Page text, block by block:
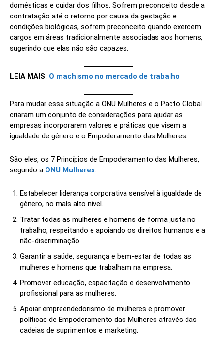
domésticas e cuidar dos filhos. Sofrem preconceito desde a
contratação até o retorno por causa da gestação e
condições biológicas, sofrem preconceito quando exercem
cargos em áreas tradicionalmente associadas aos homens,
sugerindo que elas não são capazes.
LEIA MAIS: O machismo no mercado de trabalho
Para mudar essa situação a ONU Mulheres e o Pacto Global
criaram um conjunto de considerações para ajudar as
empresas incorporarem valores e práticas que visem a
igualdade de gênero e o Empoderamento das Mulheres.
São eles, os 7 Princípios de Empoderamento das Mulheres,
segundo a ONU Mulheres:
Estabelecer liderança corporativa sensível à igualdade de
gênero, no mais alto nível.
Tratar todas as mulheres e homens de forma justa no
trabalho, respeitando e apoiando os direitos humanos e a
não-discriminação.
Garantir a saúde, segurança e bem-estar de todas as
mulheres e homens que trabalham na empresa.
Promover educação, capacitação e desenvolvimento
profissional para as mulheres.
Apoiar empreendedorismo de mulheres e promover
políticas de Empoderamento das Mulheres através das
cadeias de suprimentos e marketing.